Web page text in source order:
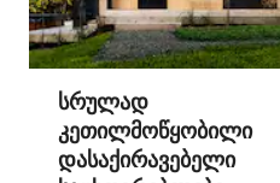
სრულად
კეთილმოწყობილი
დასაქირავებელი